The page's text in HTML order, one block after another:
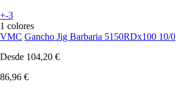
+-3
1 colores
VMC Gancho Jig Barbaria 5150RDx100 10/0
Desde 104,20 €
86,96 €